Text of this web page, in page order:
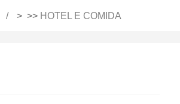
> >> HOTEL E COMIDA